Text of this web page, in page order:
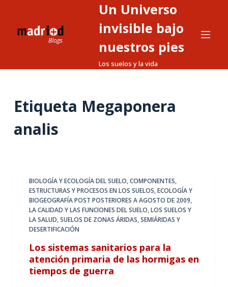
o
Un Universo
invisible bajo
nuestros pies
Los suelos y la vida
Etiqueta Megaponera
analis
BIOLOGÍA Y ECOLOGÍA DEL SUELO,COMPONENTES,
ESTRUCTURAS Y PROCESOS EN LOS SUELOS,ECOLOGÍA Y
BIOGEOGRAFÍA POST POSTERIORES A AGOSTO DE 2009,
LA CALIDAD Y LAS FUNCIONES DEL SUELO,LOS SUELOS Y
LA SALUD,SUELOS DE ZONAS ÁRIDAS, SEMIÁRIDAS Y
DESERTIFICACIÓN
Los sistemas sanitarios para la
atención primaria de las hormigas en
tiempos de guerra